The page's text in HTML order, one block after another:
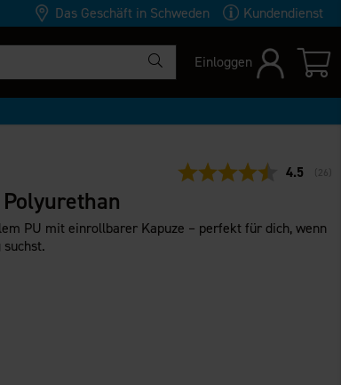
Das Geschäft in Schweden Kundendienst
Einloggen
4.5 (26
PU mit einrollbarer Kapuze – perfekt für dich, wenn